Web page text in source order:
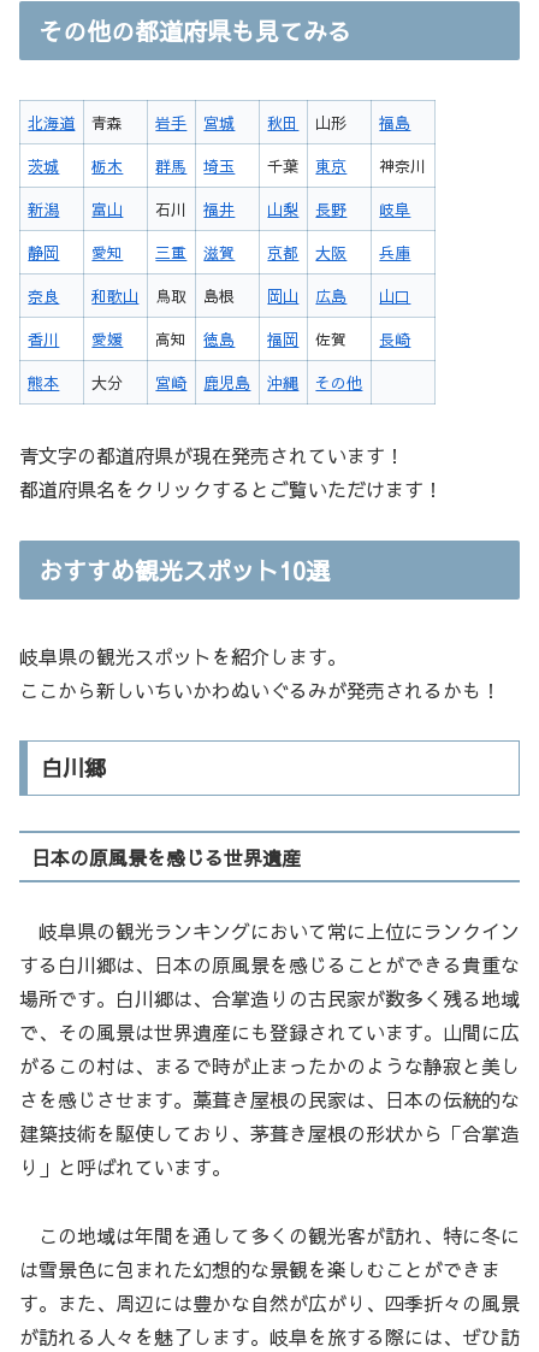
その他の都道府県も見てみる
北海道 青森 岩手 宮城 秋田 山形 福島
茨城 栃木 群馬 埼玉 千葉 東京 神奈川
新潟 富山 石川 福井 山梨 長野 岐阜
静岡 愛知 三重 滋賀 京都 大阪 兵庫
奈良 和歌山 鳥取 島根 岡山 広島 山口
香川 愛媛 高知 徳島 福岡 佐賀 長崎
熊本 大分 宮崎 鹿児島 沖縄 その他
青文字の都道府県が現在発売されています！
都道府県名をクリックするとご覧いただけます！
おすすめ観光スポット10選
岐阜県の観光スポットを紹介します。
ここから新しいちいかわぬいぐるみが発売されるかも！
白川郷
日本の原風景を感じる世界遺産
岐阜県の観光ランキングにおいて常に上位にランクイン
する白川郷は、日本の原風景を感じることができる貴重な
場所です。白川郷は、合掌造りの古民家が数多く残る地域
で、その風景は世界遺産にも登録されています。山間に広
がるこの村は、まるで時が止まったかのような静寂と美し
さを感じさせます。藁葺き屋根の民家は、日本の伝統的な
建築技術を駆使しており、茅葺き屋根の形状から「合掌造
り」と呼ばれています。
この地域は年間を通して多くの観光客が訪れ、特に冬に
は雪景色に包まれた幻想的な景観を楽しむことができま
す。また、周辺には豊かな自然が広がり、四季折々の風景
が訪れる人々を魅了します。岐阜を旅する際には、ぜひ訪